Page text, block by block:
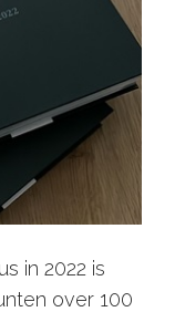
in 2022 is
over 100